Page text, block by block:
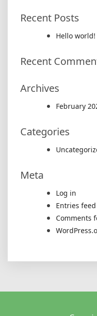
Recent Posts
Hello world!
Recent
Archives
February
Categories
Meta
Log in
Entries feed
Comments